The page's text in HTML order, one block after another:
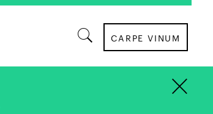
CARPE VINUM
×